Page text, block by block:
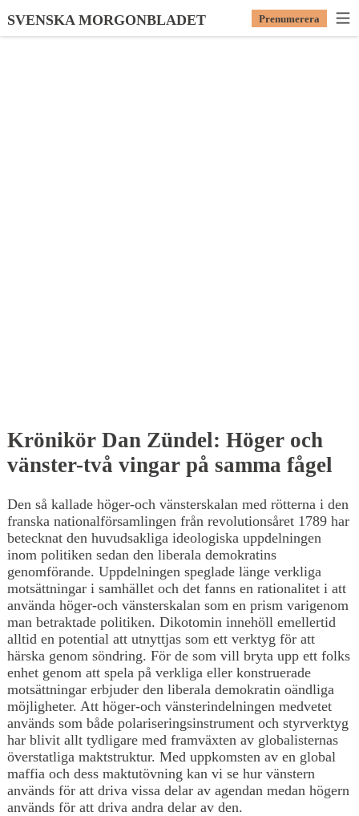
SVENSKA MORGONBLADET Prenumerera
Krönikör Dan Zündel: Höger och
vänster-två vingar på samma fågel
Den så kallade höger-och vänsterskalan med rötterna i den
franska nationalförsamlingen från revolutionsåret 1789 har
betecknat den huvudsakliga ideologiska uppdelningen
inom politiken sedan den liberala demokratins
genomförande. Uppdelningen speglade länge verkliga
motsättningar i samhället och det fanns en rationalitet i att
använda höger-och vänsterskalan som en prism varigenom
man betraktade politiken. Dikotomin innehöll emellertid
alltid en potential att utnyttjas som ett verktyg för att
härska genom söndring. För de som vill bryta upp ett folks
enhet genom att spela på verkliga eller konstruerade
motsättningar erbjuder den liberala demokratin oändliga
möjligheter. Att höger-och vänsterindelningen medvetet
används som både polariseringsinstrument och styrverktyg
har blivit allt tydligare med framväxten av globalisternas
överstatliga maktstruktur. Med uppkomsten av en global
maffia och dess maktutövning kan vi se hur vänstern
används för att driva vissa delar av agendan medan högern
används för att driva andra delar av den.